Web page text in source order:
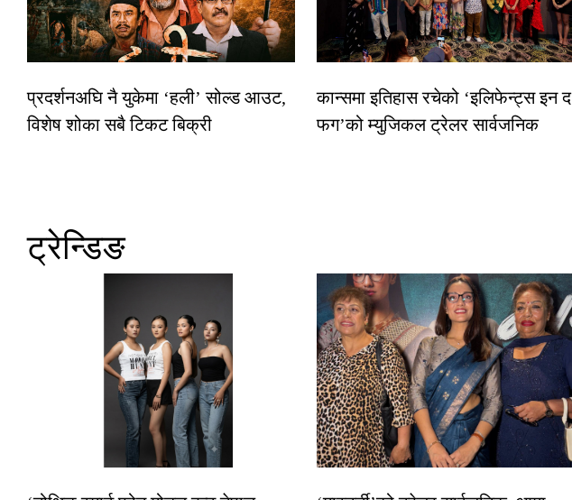
प्रदर्शनअघि नै युकेमा ‘हली’ सोल्ड आउट,
विशेष शोका सबै टिकट बिक्री
कान्समा इतिहास रचेको ‘इलिफेन्ट्स इन द
फग’को म्युजिकल ट्रेलर सार्वजनिक
ट्रेन्डिङ